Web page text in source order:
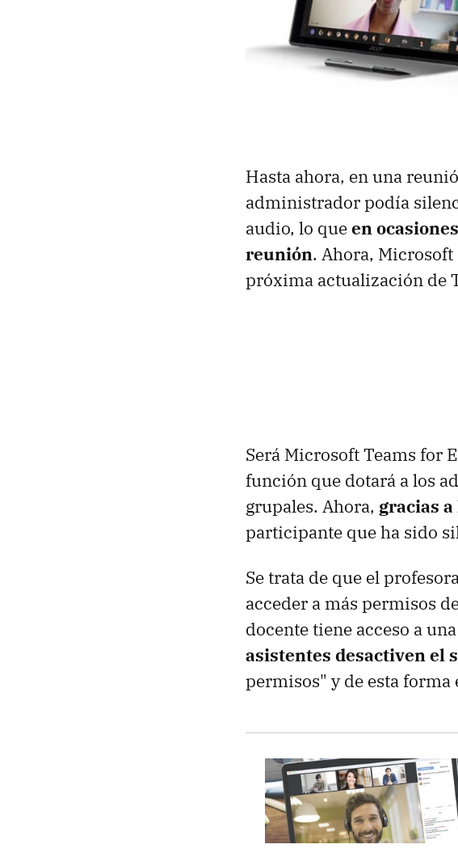
Hasta ahora, en una
administrador podía
audio, lo queen
reunión. Ahora,
próxima actualización de
Será Microsoft Teams for
función que dotará a los
grupales. Ahora, gracias
participante que ha sido
Se trata de que el
acceder a más permisos
docente tiene acceso a
asistentes desactiven el
permisos" y de esta forma